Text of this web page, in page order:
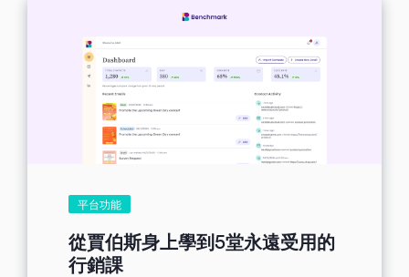
平台功能
從賈伯斯身上學到5堂永遠受用的
行銷課